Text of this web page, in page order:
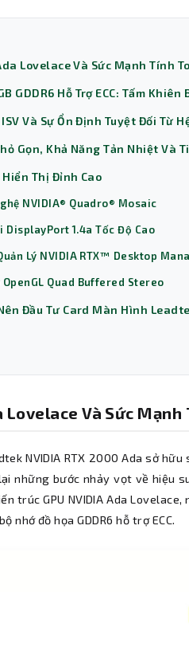
Lovelace Và Sức Mạnh Tính
GDDR6 Hỗ Trợ ECC: Tấm Khiên
Và Sự Ổn Định Tuyệt Đối Từ
Gọn, Khả Năng Tản Nhiệt Và
Thị Đỉnh Cao
NVIDIA® Quadro® Mosaic
DisplayPort 1.4a Tốc Độ Cao
Lý NVIDIA RTX™ Desktop
OpenGL Quad Buffered Stereo
Đầu Tư Card Màn Hình
Lovelace Và Sức
NVIDIA RTX 2000 Ada sở
những bước nhảy vọt về hiệu
​​trúc GPU NVIDIA Ada
nhớ đồ họa GDDR6 hỗ trợ ECC.